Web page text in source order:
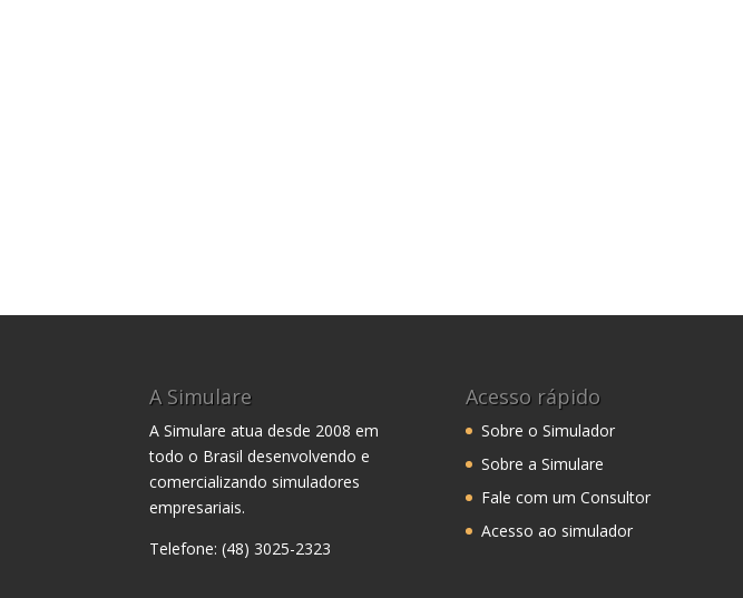
A Simulare
A Simulare atua desde 2008 em
todo o Brasil desenvolvendo e
comercializando simuladores
empresariais.
Telefone: (48) 3025-2323
Acesso rápido
Sobre o Simulador
Sobre a Simulare
Fale com um Consultor
Acesso ao simulador